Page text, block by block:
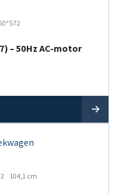
– 50Hz AC-motor
104,1 cm